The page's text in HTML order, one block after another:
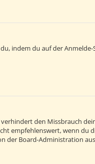
indem du auf der Anmelde-
den Missbrauch
empfehlenswert, wenn du
der Board-Administration